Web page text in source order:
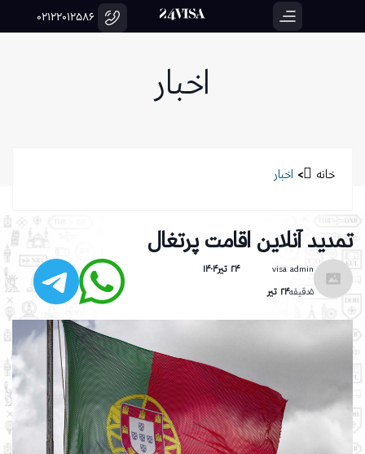
02122012586
اخبار
خانه > اخبار
تمدید آنلاین اقامت پرتغال
visa admin
۵دقیقه
۲۴ تیر
۲۴ تیر۱۴۰۴